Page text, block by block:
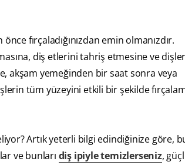
fırçaladığınızdan emin olmanızdır.
diş etlerini tahriş etmesine ve
akşam yemeğinden bir saat sonra veya
tüm yüzeyini etkili bir şekilde
Artık yeterli bilgi edindiğinize göre,
ve bunları diş ipiyle temizlerseniz,